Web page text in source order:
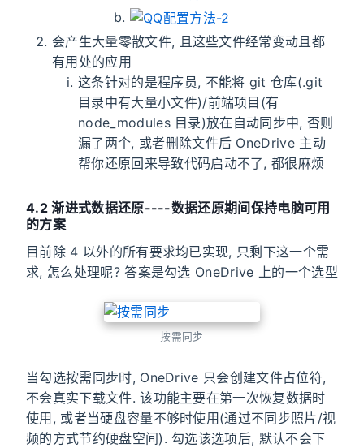
会产生大量零散文件, 且这些文件经常变动且都
有用处的应用
这条针对的是程序员, 不能将 git 仓库(.git
目录中有大量小文件)/前端项目(有
node_modules 目录)放在自动同步中, 否则
漏了两个, 或者删除文件后 OneDrive 主动
帮你还原回来导致代码启动不了, 都很麻烦
4.2 渐进式数据还原----数据还原期间保持电脑可用
的方案
目前除 4 以外的所有要求均已实现, 只剩下这一个需
求, 怎么处理呢? 答案是勾选 OneDrive 上的一个选型
按需同步
当勾选按需同步时, OneDrive 只会创建文件占位符,
不会真实下载文件. 该功能主要在第一次恢复数据时
使用, 或者当硬盘容量不够时使用(通过不同步照片/视
频的方式节约硬盘空间). 勾选该选项后, 默认不会下